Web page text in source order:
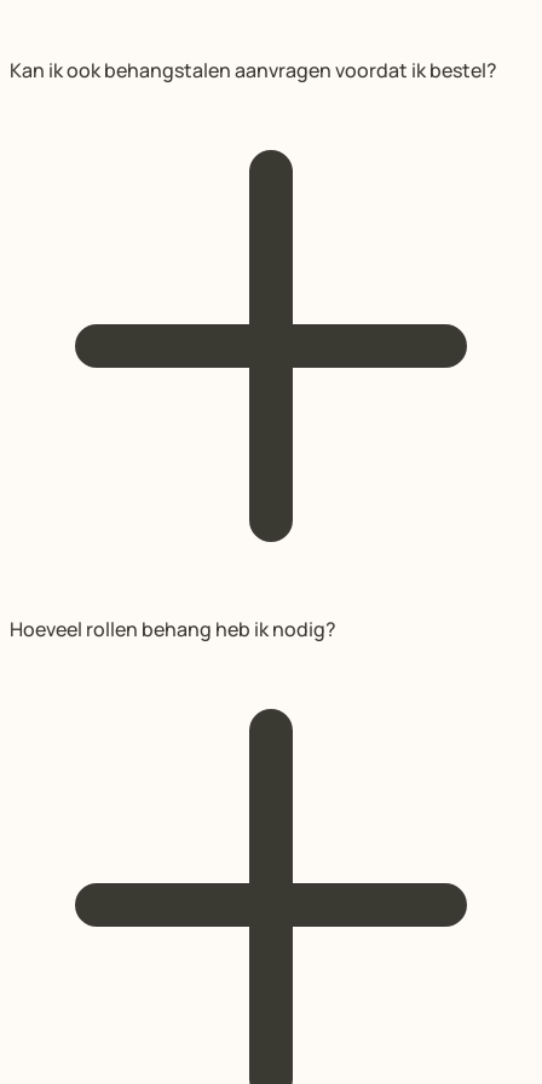
Kan ik ook behangstalen aanvragen voordat ik bestel?
Hoeveel rollen behang heb ik nodig?